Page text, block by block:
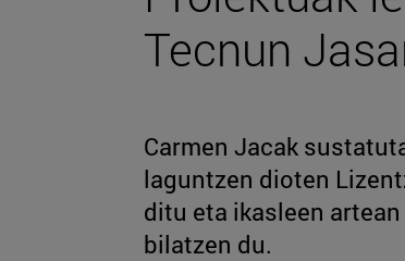
Tecnun
Carmen Jacak
laguntzen dioten
ditu eta ikasleen
bilatzen du.